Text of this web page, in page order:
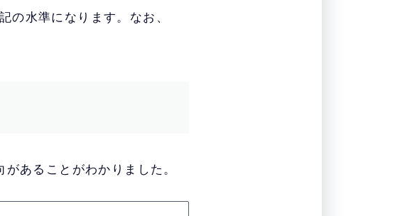
の水準になります。なお、
あることがわかりました。